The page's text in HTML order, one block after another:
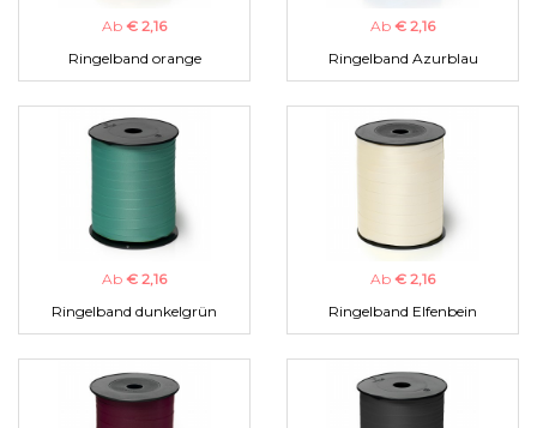
Ab € 2,16
Ringelband orange
Ab € 2,16
Ringelband Azurblau
Ab € 2,16
Ringelband dunkelgrün
Ab € 2,16
Ringelband Elfenbein